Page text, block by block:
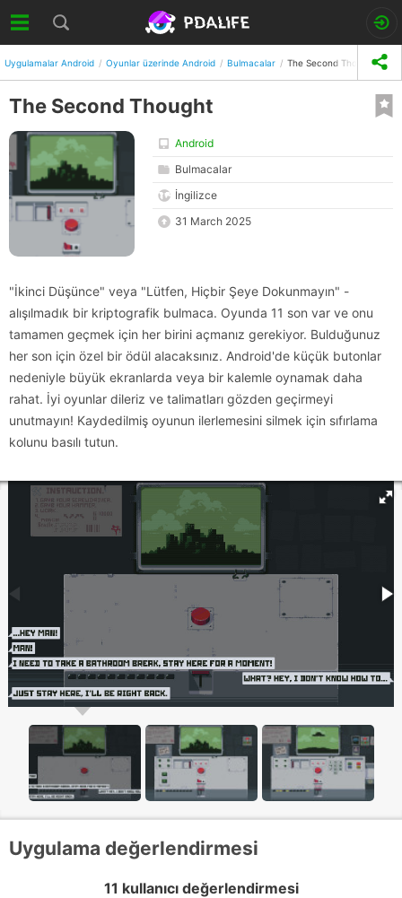
Uygulamalar Android Oyunlar üzerinde Android Bulmacalar The Second Thought
The Second Thought
Android
Bulmacalar
İngilizce
31 March 2025
"İkinci Düşünce" veya "Lütfen, Hiçbir Şeye Dokunmayın" -
alışılmadık bir kriptografik bulmaca. Oyunda 11 son var ve onu
tamamen geçmek için her birini açmanız gerekiyor. Bulduğunuz
her son için özel bir ödül alacaksınız. Android'de küçük butonlar
nedeniyle büyük ekranlarda veya bir kalemle oynamak daha
rahat. İyi oyunlar dileriz ve talimatları gözden geçirmeyi
unutmayın! Kaydedilmiş oyunun ilerlemesini silmek için sıfırlama
kolunu basılı tutun.
Uygulama değerlendirmesi
11 kullanıcı değerlendirmesi